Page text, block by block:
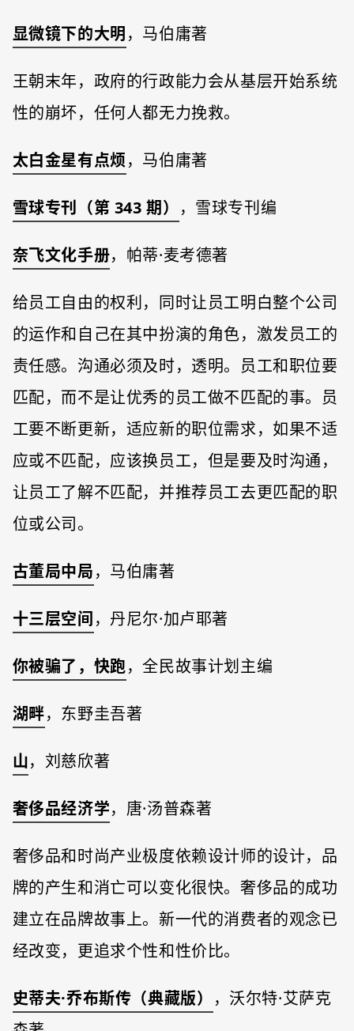
显微镜下的大明 ，马伯庸著
王朝末年，政府的行政能力会从基层开始系统
性的崩坏，任何人都无力挽救。
太白金星有点烦，马伯庸著
雪球专刊（第 343 期） ，雪球专刊编
奈飞文化手册，帕蒂·麦考德著
给员工自由的权利，同时让员工明白整个公司
的运作和自己在其中扮演的角色，激发员工的
责任感。沟通必须及时，透明。员工和职位要
匹配，而不是让优秀的员工做不匹配的事。员
工要不断更新，适应新的职位需求，如果不适
应或不匹配，应该换员工，但是要及时沟通，
让员工了解不匹配，并推荐员工去更匹配的职
位或公司。
古董局中局，马伯庸著
十三层空间 ，丹尼尔·加卢耶著
你被骗了，快跑，全民故事计划主编
湖畔，东野圭吾著
山，刘慈欣著
奢侈品经济学，唐·汤普森著
奢侈品和时尚产业极度依赖设计师的设计，品
牌的产生和消亡可以变化很快。奢侈品的成功
建立在品牌故事上。新一代的消费者的观念已
经改变，更追求个性和性价比。
史蒂夫·乔布斯传（典藏版）
，沃尔特·艾萨克